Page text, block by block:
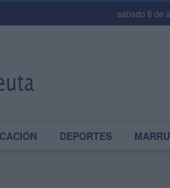
sábado 8 de
DEPORTES